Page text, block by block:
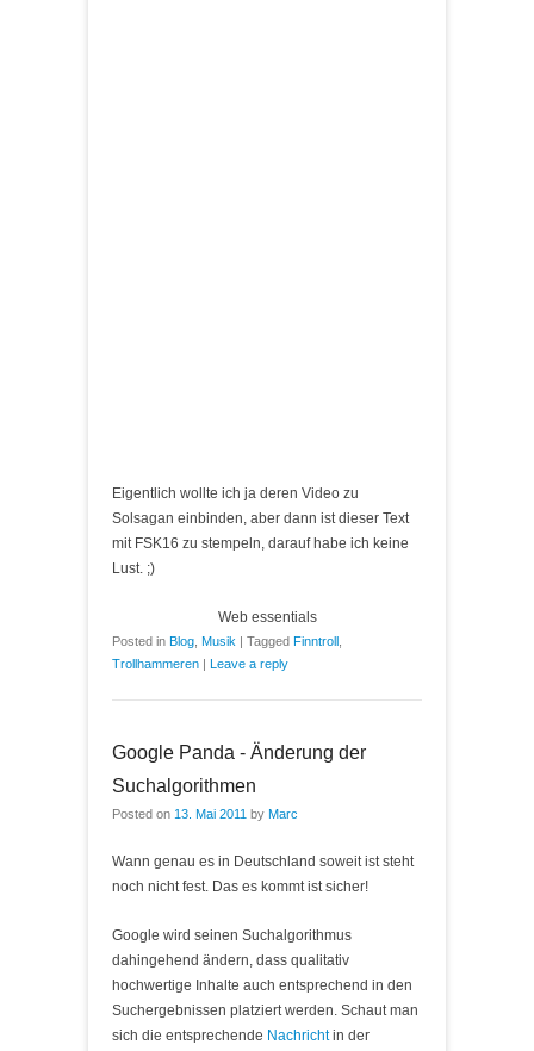
Eigentlich wollte ich ja deren Video zu
Solsagan einbinden, aber dann ist dieser Text
mit FSK16 zu stempeln, darauf habe ich keine
Lust. ;)
Web essentials
Posted in Blog Musik | Tagged Finntroll
Trollhammeren | Leave a reply
Google Panda - Änderung der
Suchalgorithmen
Posted on 13. Mai 2011 by Marc
Wann genau es in Deutschland soweit ist steht
noch nicht fest. Das es kommt ist sicher!
Google wird seinen Suchalgorithmus
dahingehend ändern, dass qualitativ
hochwertige Inhalte auch entsprechend in den
Suchergebnissen platziert werden. Schaut man
sich die entsprechende Nachrichtin der